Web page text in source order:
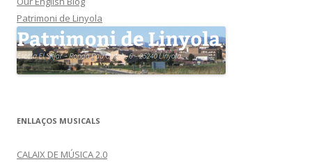
Patrimoni de Linyola
ENLLAÇOS MUSICALS
CALAIX DE MÚSICA 2.0